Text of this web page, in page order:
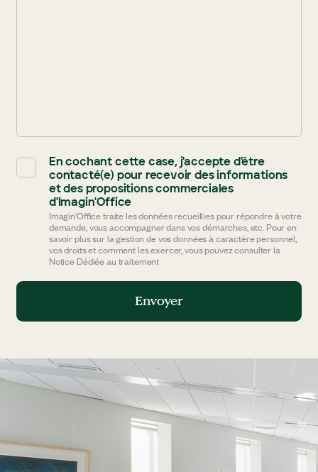
En cochant cette case, j'accepte d'être
contacté(e) pour recevoir des informations
et des propositions commerciales
d'Imagin'Office
Imagin'Office traite les données recueillies pour répondre à votre
demande, vous accompagner dans vos démarches, etc. Pour en
savoir plus sur la gestion de vos données à caractère personnel,
vos droits et comment les exercer, vous pouvez consulter la
Notice Dédiée au traitement